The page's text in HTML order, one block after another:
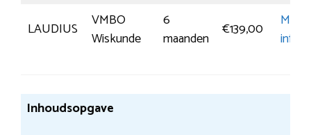
LAUDIUS
VMBO
Wiskunde
6
maanden
€139,00
Meer
Inhoudsopgave